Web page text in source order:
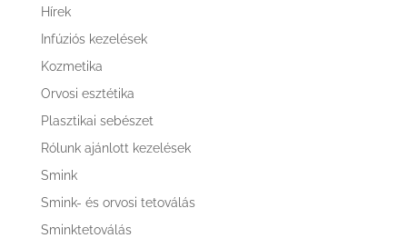
Hírek
Infúziós kezelések
Kozmetika
Orvosi esztétika
Plasztikai sebészet
Rólunk ajánlott kezelések
Smink
Smink- és orvosi tetoválás
Sminktetoválás